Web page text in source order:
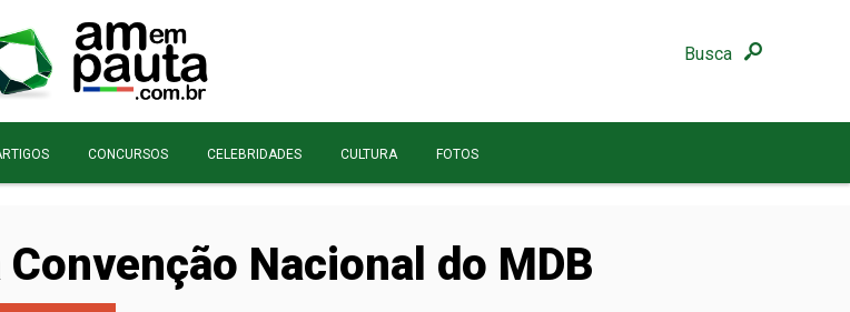
Busca
CONCURSOS CELEBRIDADES CULTURA FOTOS
Nacional do MDB